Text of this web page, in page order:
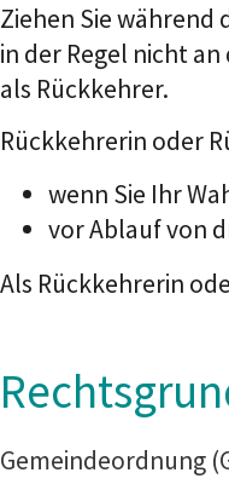
Ziehen Sie
in der Regel nicht
als Rückkehrer.
Rückkehrerin oder
wenn Sie Ihr
vor Ablauf von
Als Rückkehrerin
Gemeindeordnung